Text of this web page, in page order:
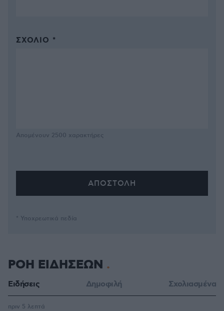
ΣΧΌΛΙΟ *
Απομένουν 2500 χαρακτήρες
* Υποχρεωτικά πεδία
ΡΟΗ ΕΙΔΗΣΕΩΝ
Ειδήσεις Δημοφιλή Σχολιασμένα
πριν 5 λεπτά